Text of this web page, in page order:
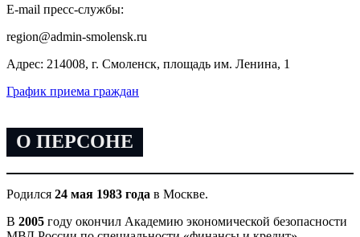
E-mail пресс-службы:
region@admin-smolensk.ru
Адрес: 214008, г. Смоленск, площадь им. Ленина, 1
График приема граждан
О ПЕРСОНЕ
Родился 24 мая 1983 года в Москве.
В 2005 году окончил Академию экономической безопасности